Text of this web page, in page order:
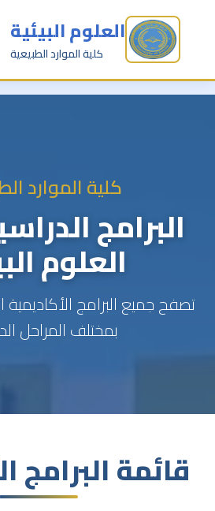
العلوم البيئية
كلية الموارد الطبيعية
كلية الموارد
البرامج
العلوم
تصفح جميع البرامج
بمختلف المراحل
قائمة البرامج